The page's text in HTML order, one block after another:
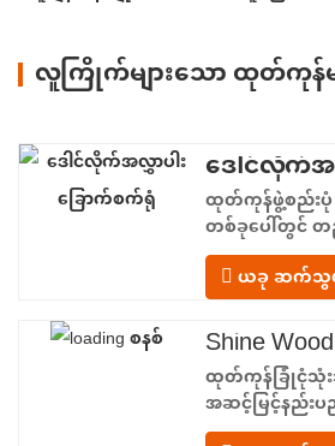
လူကြိုက်များသော ထုတ်ကုန်မ
ထုတ်ကုန်ဖွဲ့စည်း
တစ်ခုပေါ်တွင် တ
အစာကျွေးခြင်
မျဉ်းဖြောင့်စီး
ပေါင်းစပ်လုပ်ဆေ
ပေးသည်။ အစာ
သယ်ယူကိရိယာတ
တစ်ခုစီကို အခြ
ယခု ဆက်သွ
ထုတ်ကုန်ခြုံငုံသုံး
အဆင့်မြင့်နည်းပ
အခြောက်ခံခြင်း